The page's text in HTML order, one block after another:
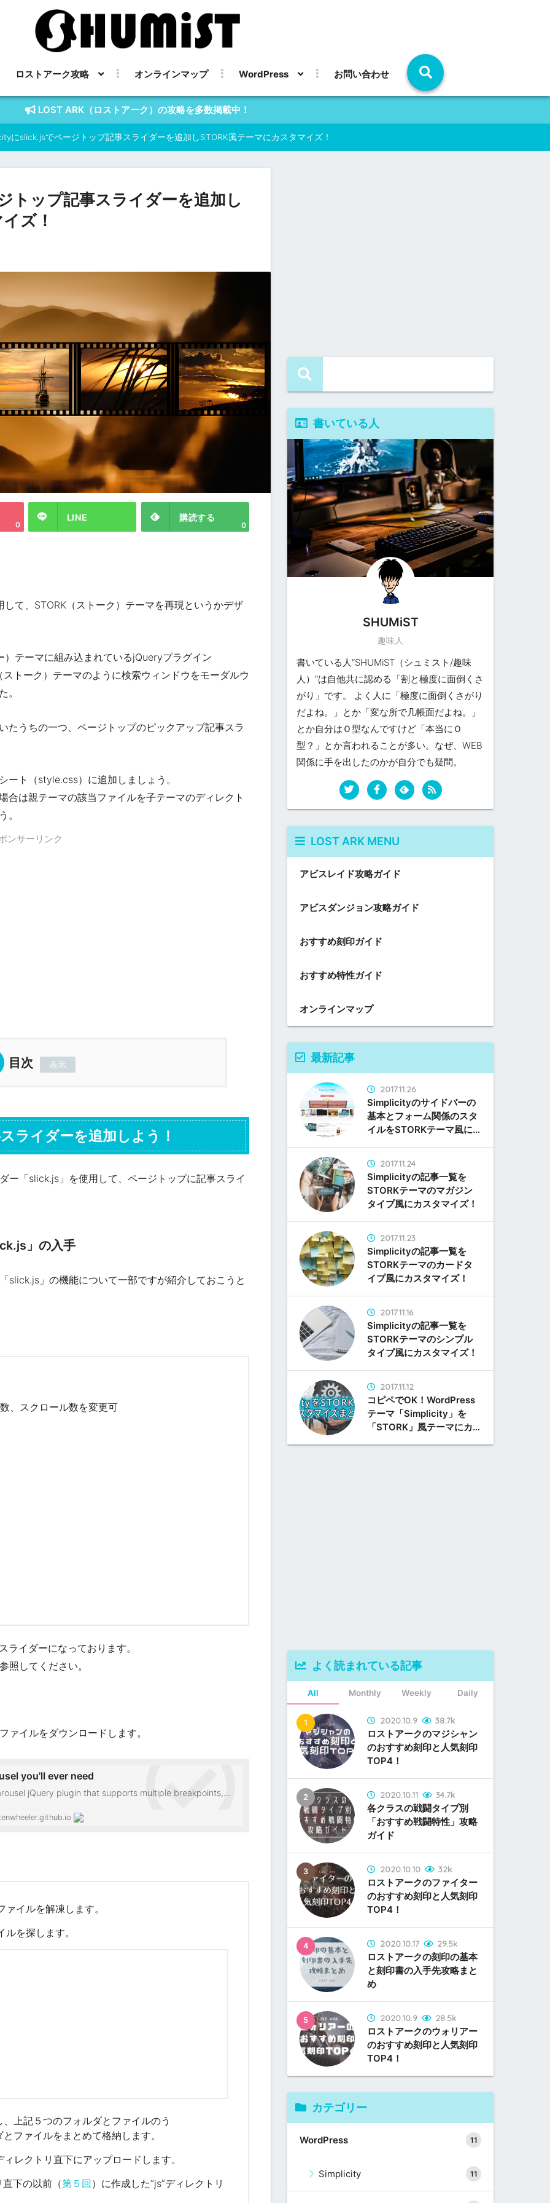
ロストアーク攻略 オンラインマップ WordPress お問い合わせ
LOST ARK（ロストアーク）の攻略を多数掲載中！
にslick.jsでページトップ記事スライダーを追加しSTORK風テーマにカスタマイズ！
ップ記事スライダーを追加し
ズ！
0
LINE 購読する
0
て、STORK（ストーク）テーマを再現というかデザ
テーマに組み込まれているjQueryプラグイン
トーク）テーマのように検索ウィンドウをモーダルウ
。
たうちの一つ、ページトップのピックアップ記事スラ
ート（style.css）に追加しましょう。
合は親テーマの該当ファイルを子テーマのディレクト
。
ンサーリンク
目次
ライダーを追加しよう！
ー「slick.js」を使用 して、ページトップに記事スライ
」の入手
slick.js」の機能について一部ですが紹介しておこうと
、スクロール数を変更可
イダーになっております。
照してください。
イルをダウンロードします。
you'll ever need
jQuery plugin that supports multiple breakpoints,
イルを解凍します。
を探します。
上記５つのフォルダとファイルのう
ファイルをまとめて格納します。
ィレクトリ直下にアップロード します。
下の以前（第５回）に作成した”js”ディレクトリ
書いている人
SHUMiST
趣味人
書いている人”SHUMiST（シュミスト/趣味
人）”は自他共に認める「割と極度に面倒くさ
がり」です。 よく人に「極度に面倒くさがり
だよね。」とか「変な所で几帳面だよね。」
とか自分はＯ型なんですけど「本当にＯ
型？」とか言われることが多い。なぜ、WEB
関係に手を出したのかが自分でも疑問。
LOST ARK MENU
アビスレイド攻略ガイド
アビスダンジョン攻略ガイド
おすすめ刻印ガイド
おすすめ特性ガイド
オンラインマップ
最新記事
2017.11.26
Simplicityのサイドバーの
基本とフォーム関係のスタ
イルをSTORKテーマ風に
2017.11.24
Simplicityの記事一覧を
STORKテーマのマガジン
タイプ風にカスタマイズ！
2017.11.23
Simplicityの記事一覧を
STORKテーマのカードタ
イプ風にカスタマイズ！
2017.11.16
Simplicityの記事一覧を
STORKテーマのシンプル
タイプ風にカスタマイズ！
2017.11.12
コピペでOK！WordPress
テーマ「Simplicity」を
「STORK」風テーマにカ
よく読まれている記事
All Monthly Weekly Daily
2020.10.9 38.7k
ロストアークのマジシャン
のおすすめ刻印と人気刻印
TOP4！
2020.10.11 34.7k
各クラスの戦闘タイプ別
「おすすめ戦闘特性」攻略
ガイド
2020.10.10 32k
ロストアークのファイター
のおすすめ刻印と人気刻印
TOP4！
2020.10.17 29.5k
ロストアークの刻印の基本
と刻印書の入手先攻略まと
め
2020.10.9 28.5k
ロストアークのウォリアー
のおすすめ刻印と人気刻印
TOP4！
2017.11.9 36
を追加してSTORK風テー
ロストアークのマジシャン
のおすすめ刻印と人気刻印
2017.11.12 11
「STORK」風テーマにカ
アイテムレベル280～390
装備のアップグレード方法
2017.11.12 2
「STORK」風テーマにカ
T1アビスレイド「ミスティ
ック」フェーズ1攻略ガイ
カテゴリー
WordPress 11
Simplicity 11